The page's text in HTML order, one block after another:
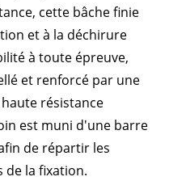
cette bâche finie
et à la déchirure
à toute épreuve,
et renforcé par une
résistance
est muni d'une barre
de répartir les
la fixation.